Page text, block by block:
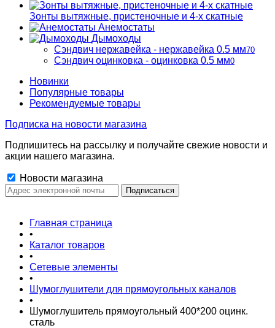
Зонты вытяжные, пристеночные и 4-х скатные
Анемостаты
Дымоходы
Сэндвич нержавейка - нержавейка 0.5 мм70
Сэндвич оцинковка - оцинковка 0.5 мм0
Новинки
Популярные товары
Рекомендуемые товары
Подписка на новости магазина
Подпишитесь на рассылку и получайте свежие новости и
акции нашего магазина.
Новости магазина
Главная страница
•
Каталог товаров
•
Сетевые элементы
•
Шумоглушители для прямоугольных каналов
•
Шумоглушитель прямоугольный 400*200 оцинк.
сталь